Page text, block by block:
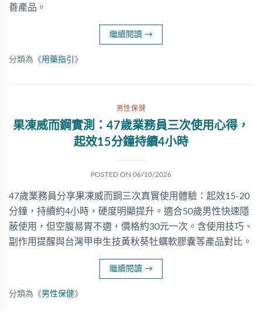
善產品。
繼續閱讀 →
分類為《用藥指引 》
男性保健
果凍威而鋼實測：47歲業務員三次使用心得，
起效15分鐘持續4小時
POSTED ON 06/10/2026
47歲業務員分享果凍威而鋼三次真實使用體驗：起效15-20
分鐘，持續約4小時，硬度明顯提升。適合50歲男性快速隱
蔽使用，但空腹易胃不適，價格約30元一次。含使用技巧、
副作用提醒與台灣甲申生技黃秋葵牡蠣軟膠囊等產品對比。
繼續閱讀 →
分類為《男性保健》